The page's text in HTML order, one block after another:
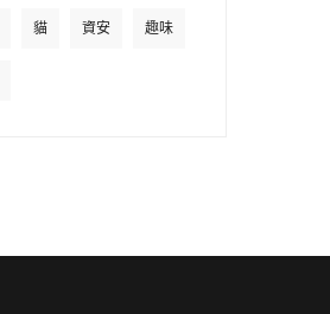
貓 資安 趣味